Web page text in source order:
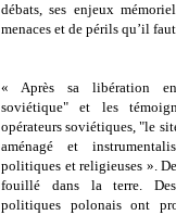
débats, ses enjeux
menaces et de périls qu’il
« Après sa libération
soviétique" et les
opérateurs soviétiques, "le
aménagé et
politiques et religieuses ».
fouillé dans la terre. Des
politiques polonais ont